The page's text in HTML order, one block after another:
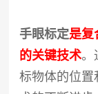
手眼标定是复
的关键技术。
标物体的位置